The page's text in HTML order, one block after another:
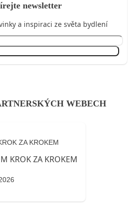
newsletter
a inspiraci ze světa bydlení
WEBECH
ZA KROKEM